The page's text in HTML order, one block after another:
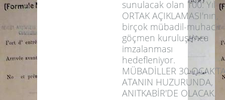
sunulacak olan 100. Yıl
ORTAK AÇIKLAMASI'nın,
birçok mübadil-muhacir-
göçmen kuruluşunca
imzalanması
hedefleniyor.
MÜBADİLLER 30
ATANIN HUZURUNDA,
ANITKABİR'DE OLACAK.